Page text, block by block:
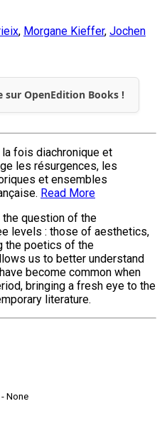
, Morgane Kieffer, Jochen
sur OpenEdition Books !
fois diachronique et
les résurgences, les
et ensembles
Read More
the question of the
levels : those of aesthetics,
the poetics of the
us to better understand
become common when
bringing a fresh eye to the
literature.
None